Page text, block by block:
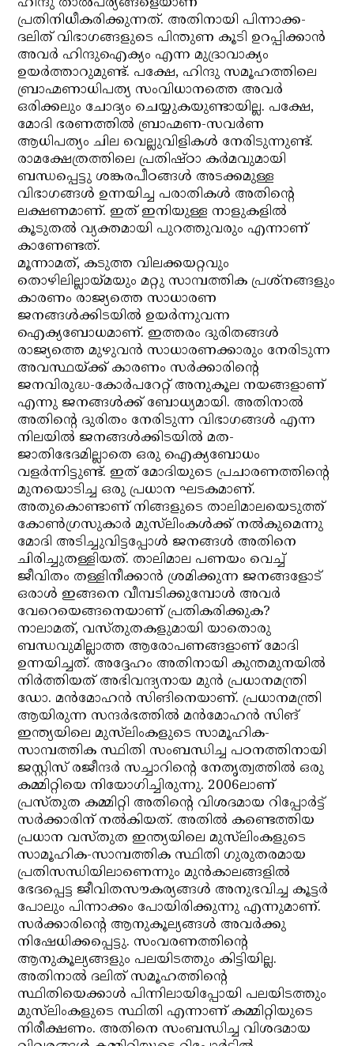
പ്രതിനിധീകരിക്കുന്നത്. അതിനായി പിന്നാക്ക-
ദലിത് വിഭാഗങ്ങളുടെ പിന്തുണ കൂടി ഉറപ്പിക്കാന്‍
അവര്‍ ഹിന്ദുഐക്യം എന്ന മുദ്രാവാക്യം
ഉയര്‍ത്താറുമുണ്ട്. പക്ഷേ, ഹിന്ദു സമൂഹത്തിലെ
ബ്രാഹ്മണാധിപത്യ സംവിധാനത്തെ അവര്‍
ഒരിക്കലും ചോദ്യം ചെയ്യുകയുണ്ടായില്ല. പക്ഷേ,
മോദി ഭരണത്തില്‍ ബ്രാഹ്മണ-സവര്‍ണ
ആധിപത്യം ചില വെല്ലുവിളികള്‍ നേരിടുന്നുണ്ട്.
രാമക്ഷേത്രത്തിലെ പ്രതിഷ്ഠാ കര്‍മവുമായി
ബന്ധപ്പെട്ടു ശങ്കരപീഠങ്ങള്‍ അടക്കമുള്ള
വിഭാഗങ്ങള്‍ ഉന്നയിച്ച പരാതികള്‍ അതിന്റെ
ലക്ഷണമാണ്. ഇത് ഇനിയുള്ള നാളുകളില്‍
കൂടുതല്‍ വ്യക്തമായി പുറത്തുവരും എന്നാണ്
കാണേണ്ടത്.
മൂന്നാമത്, കടുത്ത വിലക്കയറ്റവും
തൊഴിലില്ലായ്മയും മറ്റു സാമ്പത്തിക പ്രശ്‌നങ്ങളും
കാരണം രാജ്യത്തെ സാധാരണ
ജനങ്ങള്‍ക്കിടയില്‍ ഉയര്‍ന്നുവന്ന
ഐക്യബോധമാണ്. ഇത്തരം ദുരിതങ്ങള്‍
രാജ്യത്തെ മുഴുവന്‍ സാധാരണക്കാരും നേരിടുന്ന
അവസ്ഥയ്ക്ക് കാരണം സര്‍ക്കാരിന്റെ
ജനവിരുദ്ധ-കോര്‍പറേറ്റ് അനുകൂല നയങ്ങളാണ്
എന്നു ജനങ്ങള്‍ക്ക് ബോധ്യമായി. അതിനാല്‍
അതിന്റെ ദുരിതം നേരിടുന്ന വിഭാഗങ്ങള്‍ എന്ന
നിലയില്‍ ജനങ്ങള്‍ക്കിടയില്‍ മത-
ജാതിഭേദമില്ലാതെ ഒരു ഐക്യബോധം
വളര്‍ന്നിട്ടുണ്ട്. ഇത് മോദിയുടെ പ്രചാരണത്തിന്റെ
മുനയൊടിച്ച ഒരു പ്രധാന ഘടകമാണ്.
അതുകൊണ്ടാണ് നിങ്ങളുടെ താലിമാലയെടുത്ത്
കോണ്‍ഗ്രസുകാര്‍ മുസ്‌ലിംകള്‍ക്ക് നല്‍കുമെന്നു
മോദി അടിച്ചുവിട്ടപ്പോള്‍ ജനങ്ങള്‍ അതിനെ
ചിരിച്ചുതള്ളിയത്. താലിമാല പണയം വെച്ച്
ജീവിതം തള്ളിനീക്കാന്‍ ശ്രമിക്കുന്ന ജനങ്ങളോട്
ഒരാള്‍ ഇങ്ങനെ വീമ്പടിക്കുമ്പോള്‍ അവര്‍
വേറെയെങ്ങനെയാണ് പ്രതികരിക്കുക?
നാലാമത്, വസ്തുതകളുമായി യാതൊരു
ബന്ധവുമില്ലാത്ത ആരോപണങ്ങളാണ് മോദി
ഉന്നയിച്ചത്. അദ്ദേഹം അതിനായി കുന്തമുനയില്‍
നിര്‍ത്തിയത് അഭിവന്ദ്യനായ മുന്‍ പ്രധാനമന്ത്രി
ഡോ. മന്‍മോഹന്‍ സിങിനെയാണ്. പ്രധാനമന്ത്രി
ആയിരുന്ന സന്ദര്‍ഭത്തില്‍ മന്‍മോഹന്‍ സിങ്
ഇന്ത്യയിലെ മുസ്‌ലിംകളുടെ സാമൂഹിക-
സാമ്പത്തിക സ്ഥിതി സംബന്ധിച്ച പഠനത്തിനായി
ജസ്റ്റിസ് രജീന്ദര്‍ സച്ചാറിന്റെ നേതൃത്വത്തില്‍ ഒരു
കമ്മിറ്റിയെ നിയോഗിച്ചിരുന്നു. 2006ലാണ്
പ്രസ്തുത കമ്മിറ്റി അതിന്റെ വിശദമായ റിപ്പോര്‍ട്ട്
സര്‍ക്കാരിന് നല്‍കിയത്. അതില്‍ കണ്ടെത്തിയ
പ്രധാന വസ്തുത ഇന്ത്യയിലെ മുസ്‌ലിംകളുടെ
സാമൂഹിക-സാമ്പത്തിക സ്ഥിതി ഗുരുതരമായ
പ്രതിസന്ധിയിലാണെന്നും മുന്‍കാലങ്ങളില്‍
ഭേദപ്പെട്ട ജീവിതസൗകര്യങ്ങള്‍ അനുഭവിച്ച കൂട്ടര്‍
പോലും പിന്നാക്കം പോയിരിക്കുന്നു എന്നുമാണ്.
സര്‍ക്കാരിന്റെ ആനുകൂല്യങ്ങള്‍ അവര്‍ക്കു
നിഷേധിക്കപ്പെട്ടു. സംവരണത്തിന്റെ
ആനുകൂല്യങ്ങളും പലയിടത്തും കിട്ടിയില്ല.
അതിനാല്‍ ദലിത് സമൂഹത്തിന്റെ
സ്ഥിതിയെക്കാള്‍ പിന്നിലായിപ്പോയി പലയിടത്തും
മുസ്‌ലിംകളുടെ സ്ഥിതി എന്നാണ് കമ്മിറ്റിയുടെ
നിരീക്ഷണം. അതിനെ സംബന്ധിച്ച വിശദമായ